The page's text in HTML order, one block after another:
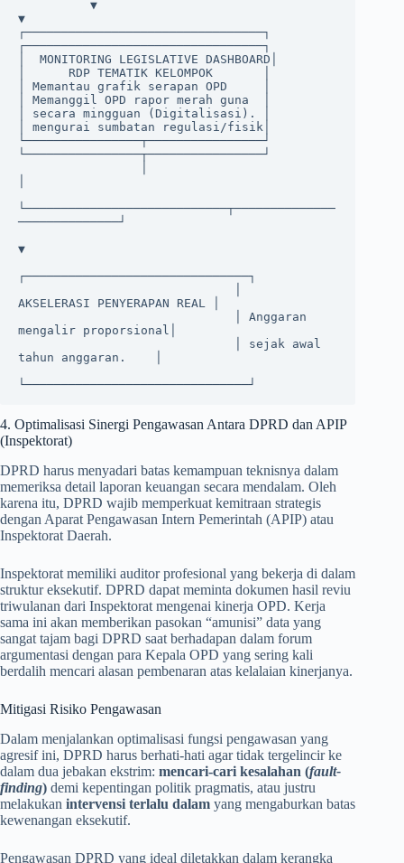
▼
┌─────────────────────────────────┐
┌─────────────────────────────────┐
│  MONITORING LEGISLATIVE DASHBOARD│
│      RDP TEMATIK KELOMPOK       │
│ Memantau grafik serapan OPD     │
│ Memanggil OPD rapor merah guna  │
│ secara mingguan (Digitalisasi). │
│ mengurai sumbatan regulasi/fisik│
└────────────────┬────────────────┘
└────────────────┬────────────────┘
└────────────────────────────┬──────────────
──────────────┘
▼
┌───────────────────────────────┐
AKSELERASI PENYERAPAN REAL │
mengalir proporsional│
tahun anggaran.    │
4. Optimalisasi Sinergi Pengawasan Antara DPRD dan APIP
(Inspektorat)
DPRD harus menyadari batas kemampuan teknisnya dalam
memeriksa detail laporan keuangan secara mendalam. Oleh
karena itu, DPRD wajib memperkuat kemitraan strategis
dengan Aparat Pengawasan Intern Pemerintah (APIP) atau
Inspektorat Daerah.
Inspektorat memiliki auditor profesional yang bekerja di dalam
struktur eksekutif. DPRD dapat meminta dokumen hasil reviu
triwulanan dari Inspektorat mengenai kinerja OPD. Kerja
sama ini akan memberikan pasokan “amunisi” data yang
sangat tajam bagi DPRD saat berhadapan dalam forum
argumentasi dengan para Kepala OPD yang sering kali
berdalih mencari alasan pembenaran atas kelalaian kinerjanya.
Mitigasi Risiko Pengawasan
Dalam menjalankan optimalisasi fungsi pengawasan yang
agresif ini, DPRD harus berhati-hati agar tidak tergelincir ke
dalam dua jebakan ekstrim: mencari-cari kesalahan (fault-
finding) demi kepentingan politik pragmatis, atau justru
melakukan intervensi terlalu dalam yang mengaburkan batas
kewenangan eksekutif.
Pengawasan DPRD yang ideal diletakkan dalam kerangka